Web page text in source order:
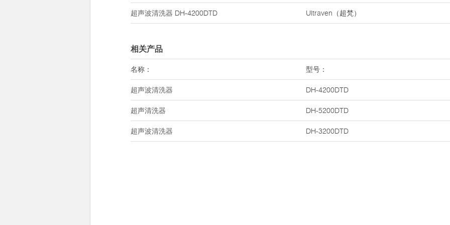
超声波清洗器 DH-4200DTD Ultraven（超梵）
相关产品
名称： 型号：
超声波清洗器 DH-4200DTD
超声清洗器 DH-5200DTD
超声波清洗器 DH-3200DTD